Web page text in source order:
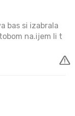
bas si izabrala
na.ijem li t